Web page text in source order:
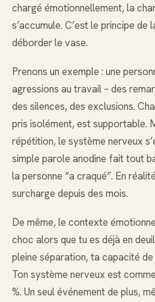
chargé émotionnellement, la
s’accumule. C’est le principe de
déborder le vase.
Prenons un exemple : une
agressions au travail – des
des silences, des exclusions.
pris isolément, est supportable.
répétition, le système nerveux
simple parole anodine fait tout
la personne “a craqué”. En
surcharge depuis des mois.
De même, le contexte
choc alors que tu es déjà en
pleine séparation, ta capacité
Ton système nerveux est
%. Un seul événement de plus,